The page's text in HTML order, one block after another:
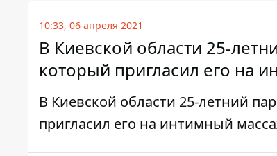
10:33, 06 апреля 2021
В Киевской области 25-
который пригласил его на
В Киевской области 25-летний
пригласил его на интимный